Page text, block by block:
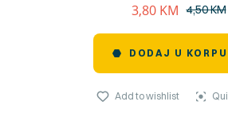
4,50KM
3,80 KM
DODAJ U KORPU
Add to wishlist